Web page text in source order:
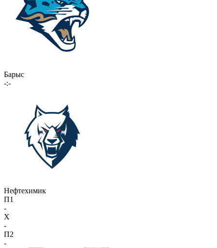
Барыс
-:-
Нефтехимик
П1
-
X
-
П2
-